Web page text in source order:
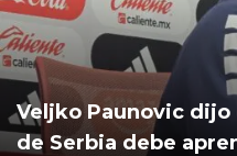
Veljko Paunovic
de Serbia debe